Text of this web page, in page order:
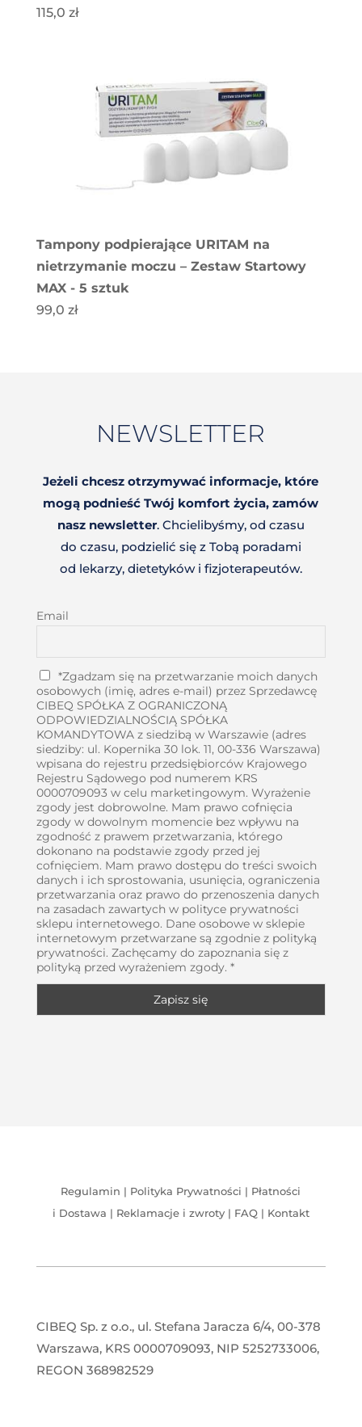
115,0 zł
Tampony podpierające URITAM na
nietrzymanie moczu – Zestaw Startowy
MAX - 5 sztuk
99,0 zł
NEWSLETTER
Jeżeli chcesz otrzymywać informacje, które
mogą podnieść Twój komfort życia, zamów
nasz newsletter. Chcielibyśmy, od czasu
do czasu, podzielić się z Tobą poradami
od lekarzy, dietetyków i fizjoterapeutów.
Email
*Zgadzam się na przetwarzanie moich danych
osobowych (imię, adres e-mail) przez Sprzedawcę
CIBEQ SPÓŁKA Z OGRANICZONĄ
ODPOWIEDZIALNOŚCIĄ SPÓŁKA
KOMANDYTOWA z siedzibą w Warszawie (adres
siedziby: ul. Kopernika 30 lok. 11, 00-336 Warszawa)
wpisana do rejestru przedsiębiorców Krajowego
Rejestru Sądowego pod numerem KRS
0000709093 w celu marketingowym. Wyrażenie
zgody jest dobrowolne. Mam prawo cofnięcia
zgody w dowolnym momencie bez wpływu na
zgodność z prawem przetwarzania, którego
dokonano na podstawie zgody przed jej
cofnięciem. Mam prawo dostępu do treści swoich
danych i ich sprostowania, usunięcia, ograniczenia
przetwarzania oraz prawo do przenoszenia danych
na zasadach zawartych w polityce prywatności
sklepu internetowego. Dane osobowe w sklepie
internetowym przetwarzane są zgodnie z polityką
prywatności. Zachęcamy do zapoznania się z
polityką przed wyrażeniem zgody. *
Regulamin | Polityka Prywatności | Płatności
i Dostawa | Reklamacje i zwroty | FAQ| Kontakt
CIBEQ Sp. z o.o., ul. Stefana Jaracza 6/4, 00-378
Warszawa, KRS 0000709093, NIP 5252733006,
REGON 368982529